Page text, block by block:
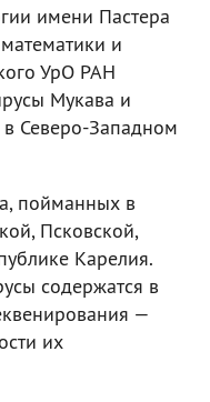
имени Пастера
и
УрО РАН
Мукава и
Северо-Западном
пойманных в
Псковской,
Карелия.
содержатся в
—
их